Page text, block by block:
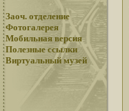
Заоч. отделение
Фотогалерея
Мобильная версия
Полезные ссылки
Виртуальный музей